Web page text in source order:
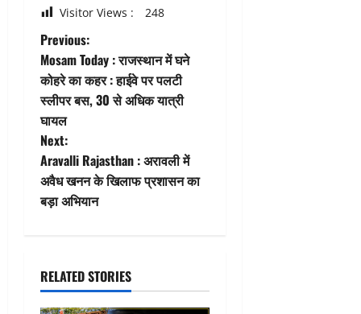
Visitor Views : 248
P
o
s
t
n
a
i
Previous:
Mosam Today : राजस्थान में घने
कोहरे का कहर : हाईवे पर पलटी
स्लीपर बस, 30 से अधिक यात्री
घायल
Next:
Aravalli Rajasthan : अरावली में
अवैध खनन के खिलाफ प्रशासन का
बड़ा अभियान
RELATED STORIES